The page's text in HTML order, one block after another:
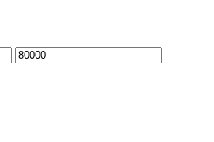
Максимальная
цена